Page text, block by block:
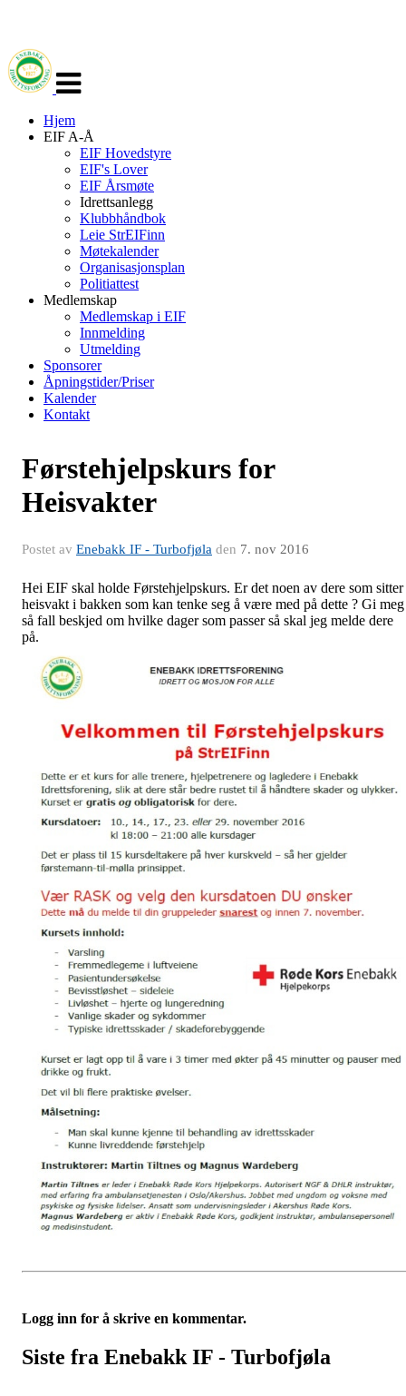
navigasjon
Hjem
EIF A-Å
EIF Hovedstyre
EIF's Lover
EIF Årsmøte
Idrettsanlegg
Klubbhåndbok
Leie StrEIFinn
Møtekalender
Organisasjonsplan
Politiattest
Medlemskap
Medlemskap i EIF
Innmelding
Utmelding
Sponsorer
Åpningstider/Priser
Kalender
Kontakt
Førstehjelpskurs for
Heisvakter
Postet av Enebakk IF - Turbofjøla den 7. nov 2016
Hei EIF skal holde Førstehjelpskurs. Er det noen av dere som sitter
heisvakt i bakken som kan tenke seg å være med på dette ? Gi
så fall beskjed om hvilke dager som passer så skal jeg melde dere
på.
Logg inn for å skrive en kommentar.
Siste fra Enebakk IF - Turbofjøla